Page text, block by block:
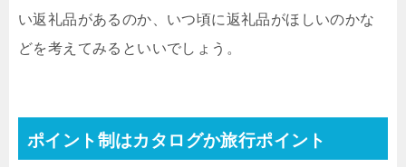
い返礼品があるのか、いつ頃に返礼品がほしいのかな
どを考えてみるといいでしょう。
ポイント制はカタログか旅行ポイント